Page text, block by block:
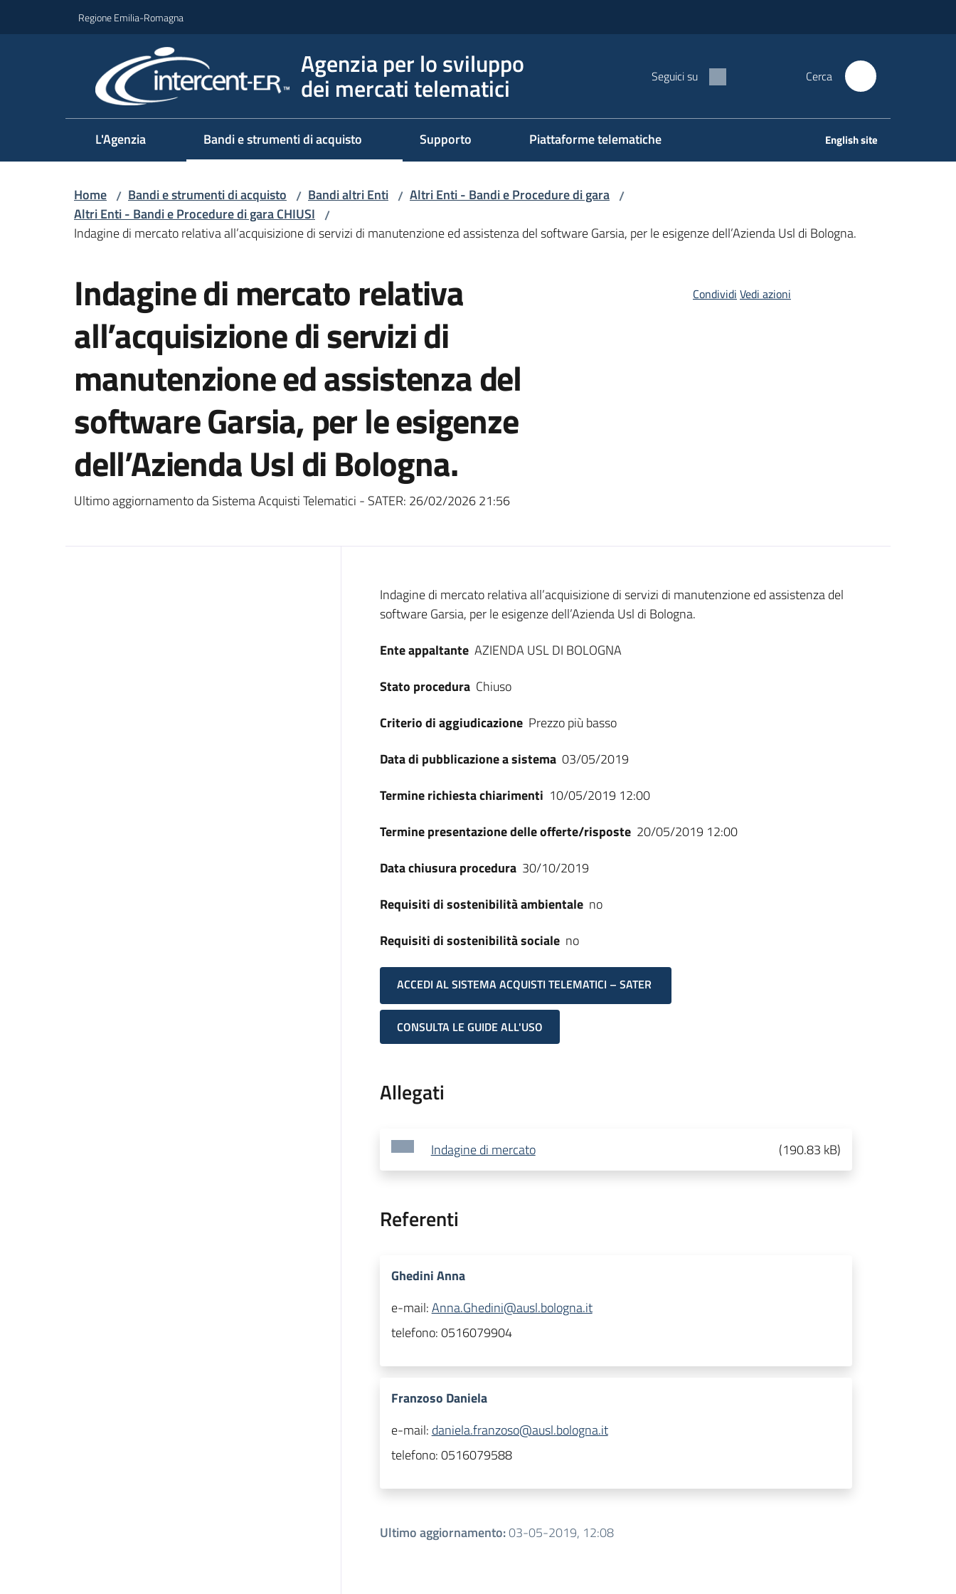
Regione Emilia-Romagna
Agenzia per lo sviluppo
dei mercati telematici Seguici su Cerca
L'Agenzia Bandi e strumenti di acquisto Supporto Piattaforme telematiche English site
Home / Bandi e strumenti di acquisto / Bandi altri Enti / Altri Enti - Bandi e Procedure di gara /
Altri Enti - Bandi e Procedure di gara CHIUSI /
Indagine di mercato relativa all’acquisizione di servizi di manutenzione ed assistenza del software Garsia, per le esigenze dell’Azienda Usl di Bologna.
Indagine di mercato relativa
all’acquisizione di servizi di
manutenzione ed assistenza del
software Garsia, per le esigenze
dell’Azienda Usl di Bologna.
Ultimo aggiornamento da Sistema Acquisti Telematici - SATER: 26/02/2026 21:56
Condividi Vedi azioni
Dati del bando
Indagine di mercato relativa all’acquisizione di servizi di manutenzione ed assistenza del
software Garsia, per le esigenze dell’Azienda Usl di Bologna.
Ente appaltante AZIENDA USL DI BOLOGNA
Stato procedura Chiuso
Criterio di aggiudicazione Prezzo più basso
Data di pubblicazione a sistema 03/05/2019
Termine richiesta chiarimenti 10/05/2019 12:00
Termine presentazione delle offerte/risposte 20/05/2019 12:00
Data chiusura procedura 30/10/2019
Requisiti di sostenibilità ambientale no
Requisiti di sostenibilità sociale no
ACCEDI AL SISTEMA ACQUISTI TELEMATICI – SATER
CONSULTA LE GUIDE ALL'USO
Allegati
Indagine di mercato (190.83 kB)
Referenti
Ghedini Anna
e-mail:Anna.Ghedini@ausl.bologna.it
telefono:0516079904
Franzoso Daniela
e-mail: daniela.franzoso@ausl.bologna.it
telefono:0516079588
Ultimo aggiornamento:03-05-2019, 12:08